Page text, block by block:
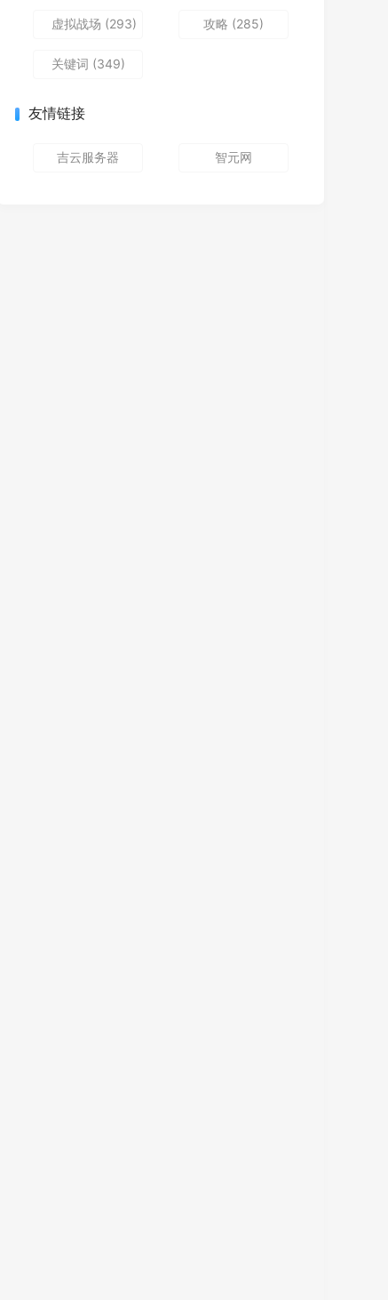
虚拟战场 (293) 攻略 (285)
关键词 (349)
友情链接
吉云服务器 智元网